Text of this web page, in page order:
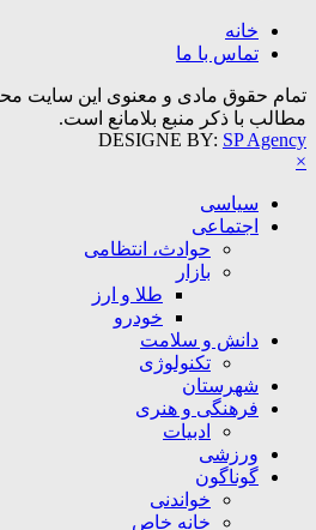
خانه
تماس با ما
تمام حقوق مادی و معنوی این سایت
مطالب با ذکر منبع بلامانع است.
DESIGNE BY: SP Agency
×
سیاسی
اجتماعی
حوادث، انتظامی
بازار
طلا و ارز
خودرو
دانش و سلامت
تکنولوژی
شهرستان
فرهنگی و هنری
ادبیات
ورزشی
گوناگون
خواندنی
خانه خاص